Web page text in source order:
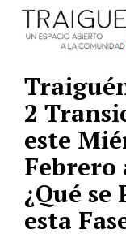
2
este
Febrero
¿Qué se
esta